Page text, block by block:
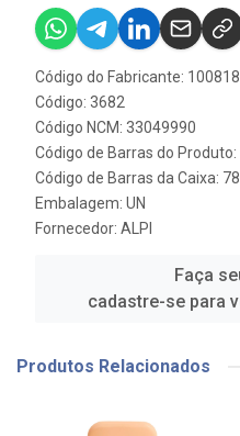
Código do Fabricante: 100818
Código: 3682
Código NCM: 33049990
Código de Barras do
Código de Barras da Caixa:
Embalagem: UN
Fornecedor: ALPI
Faça
cadastre-se para
Produtos Relacionados